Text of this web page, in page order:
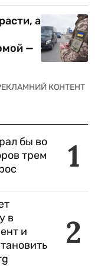
а
—
1
бы во
трем
2
в
и